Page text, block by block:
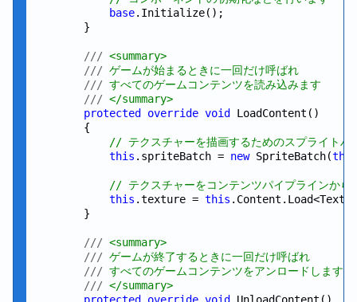
base.Initialize();
        }
/// <summary>
/// ゲームが始まるときに一回だけ呼ばれ
/// すべてのゲームコンテンツを読み込みます
/// </summary>
protected
override void
LoadContent()
        {
// テクスチャーを描画するためのスプライトバ
this .spriteBatch = new SpriteBatch(this
// テクスチャーをコンテンツパイプラインから
this .texture = this
        }
/// <summary>
/// ゲームが終了するときに一回だけ呼ばれ
/// すべてのゲームコンテンツをアンロードします
/// </summary>